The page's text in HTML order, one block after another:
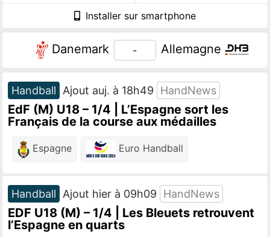
Installer sur smartphone
Danemark - Allemagne
Handball Ajout auj. à 18h49 HandNews
EdF (M) U18 – 1/4 | L’Espagne sort les
Français de la course aux médailles
Espagne Euro Handball
Handball Ajout hier à 09h09 HandNews
EDF U18 (M) – 1/4 | Les Bleuets retrouvent
l’Espagne en quarts